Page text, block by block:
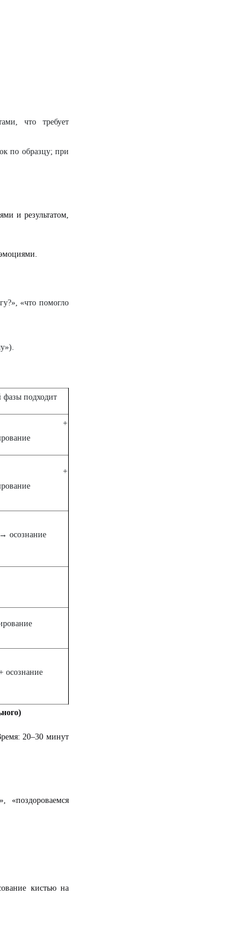
что требует
по образцу; при
и результатом,
«что помогло
фазы подходит
+
+
осознание
осознание
20–30 минут
кистью на